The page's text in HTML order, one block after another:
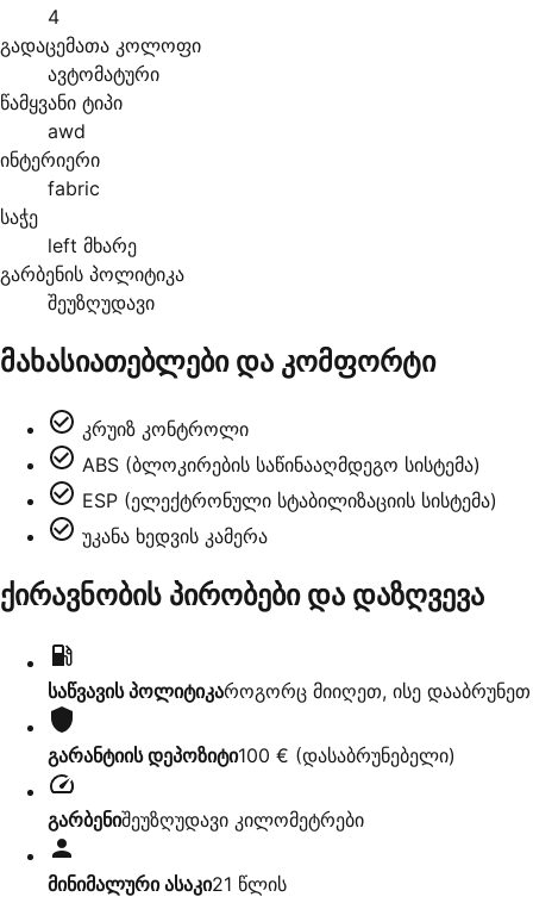
4
გადაცემათა კოლოფი
ავტომატური
წამყვანი ტიპი
awd
ინტერიერი
fabric
საჭე
left მხარე
გარბენის პოლიტიკა
შეუზღუდავი
მახასიათებლები და კომფორტი
კრუიზ კონტროლი
ABS (ბლოკირების საწინააღმდეგო სისტემა)
ESP (ელექტრონული სტაბილიზაციის სისტემა)
უკანა ხედვის კამერა
ქირავნობის პირობები და დაზღვევა
საწვავის პოლიტიკაროგორც მიიღეთ, ისე დააბრუნეთ
გარანტიის დეპოზიტი100 € (დასაბრუნებელი)
გარბენიშეუზღუდავი კილომეტრები
მინიმალური ასაკი21 წლის